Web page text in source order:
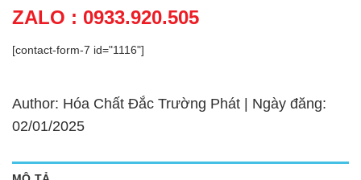
ZALO : 0933.920.505
[contact-form-7 id="1116"]
Author: Hóa Chất Đắc Trường Phát | Ngày đăng:
02/01/2025